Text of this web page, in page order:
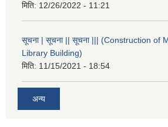
मिति: 12/26/2022 - 11:21
सूचना | सूचना || सूचना ||| (Construction of
Library Building)
मिति: 11/15/2021 - 18:54
अन्य